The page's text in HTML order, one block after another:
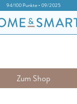
94/100 Punkte • 09/2025
Zum Shop